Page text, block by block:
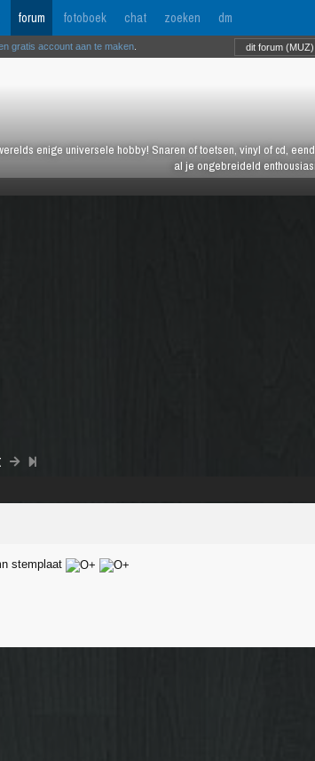
forum fotoboek chat zoeken dm
enige universele hobby! Snaren of toetsen, vinyl of cd,
al je ongebreideld
gratis account aan te maken
stemplaat